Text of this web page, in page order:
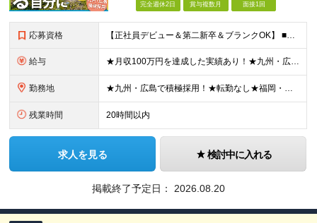
完全週休2日 賞与複数月 面接1回
応募資格 【正社員デビュー＆第二新卒＆ブランクOK】 ■学歴不問・完全未経験歓迎 ■普通自動車免許（AT限定可）をお持ちの方 ＼こんな方にピッタリ／ □頑張った分だけ稼ぎたい方 □同世代を圧倒する収入と生活を
給与 ★月収100万円を達成した実績あり！★九州・広島でも東京水準！ 月給30万円～＋高率インセンティブ＋各種手当＋賞与年2回 ※経験やスキルを考慮し決定いたします ※上記には固定残業代（20時間分／2万
勤務地 ★九州・広島で積極採用！★転勤なし★福岡・広島・大分・宮崎・東京募集★マイカー通勤OK ■以下の勤務地より、ご希望に応じて配属いたします。 人数に応じて支店を増やしていくため、記載の勤務地以外でもお
残業時間 20時間以内
求人を見る 検討中に入れる
掲載終了予定日： 2026.08.20